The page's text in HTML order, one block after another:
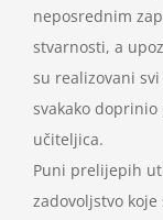
neposrednim
stvarnosti, a
su realizovani
svakako
učiteljica.
Puni prelijepih
zadovoljstvo